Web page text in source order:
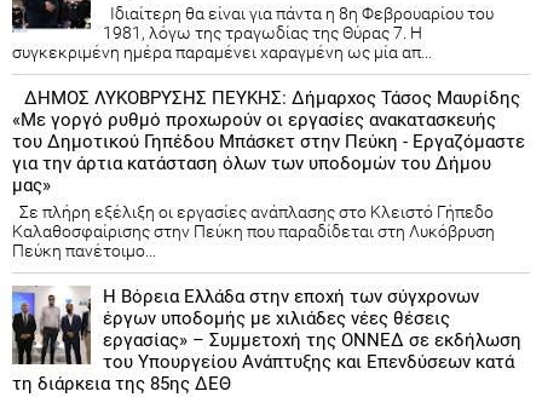
Ιδιαίτερη θα είναι για πάντα η 8η Φεβρουαρίου του
1981, λόγω της τραγωδίας της Θύρας 7. Η
συγκεκριμένη ημέρα παραμένει χαραγμένη ως μία απ...
ΔΗΜΟΣ ΛΥΚΟΒΡΥΣΗΣ ΠΕΥΚΗΣ: Δήμαρχος Τάσος Μαυρίδης
«Με γοργό ρυθμό προχωρούν οι εργασίες ανακατασκευής
του Δημοτικού Γηπέδου Μπάσκετ στην Πεύκη - Εργαζόμαστε
για την άρτια κατάσταση όλων των υποδομών του Δήμου
μας»
Σε πλήρη εξέλιξη οι εργασίες ανάπλασης στο Κλειστό Γήπεδο
Καλαθοσφαίρισης στην Πεύκη που παραδίδεται στη Λυκόβρυση
Πεύκη πανέτοιμο...
Η Βόρεια Ελλάδα στην εποχή των σύγχρονων
έργων υποδομής με χιλιάδες νέες θέσεις
εργασίας» – Συμμετοχή της ΟΝΝΕΔ σε εκδήλωση
του Υπουργείου Ανάπτυξης και Επενδύσεων κατά
τη διάρκεια της 85ης ΔΕΘ